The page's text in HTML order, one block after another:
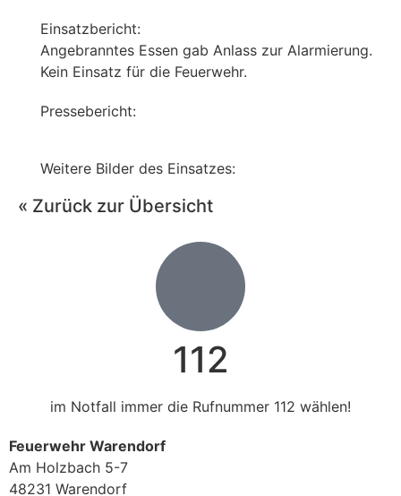
Einsatzbericht:
Angebranntes Essen gab Anlass zur Alarmierung.
Kein Einsatz für die Feuerwehr.
Pressebericht:
Weitere Bilder des Einsatzes:
« Zurück zur Übersicht
112
im Notfall immer die Rufnummer 112 wählen!
Feuerwehr Warendorf
Am Holzbach 5-7
48231 Warendorf